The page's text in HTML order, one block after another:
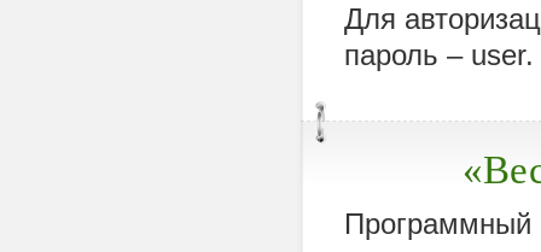
Для
пароль – user.
Программный